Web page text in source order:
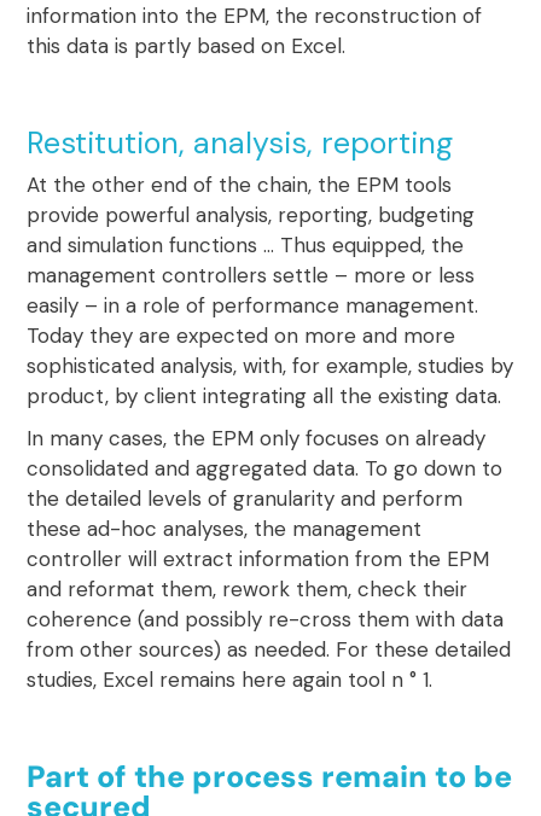
information into the EPM, the reconstructionof
this data is partly based on Excel.
Restitution, analysis, reporting
At the other end of the chain, the EPM tools
provide powerful analysis, reporting, budgeting
and simulation functions … Thus equipped, the
management controllers settle – more or less
easily – in a role of performance management.
Today they are expected on more and more
sophisticated analysis, with, for example, studies by
product, by client integrating all the existing data.
In many cases, the EPM only focuses on already
consolidated and aggregated data. To go down to
the detailed levels of granularity and perform
these ad-hoc analyses, the management
controller will extract information from the EPM
and reformat them, rework them, check their
coherence (and possibly re-cross them with data
from other sources) as needed. For these detailed
studies, Excel remains here again tool n ° 1.
Part of the process remain to be
secured